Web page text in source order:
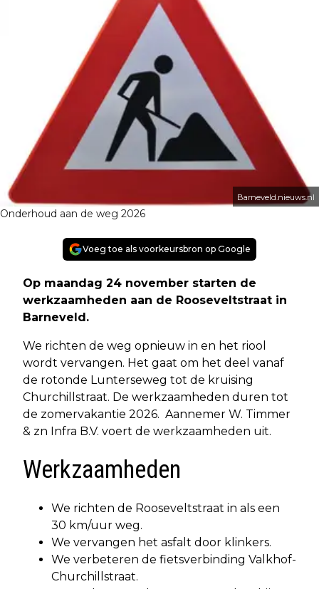
Barneveld.nieuws.nl
Onderhoud aan de weg 2026
Voeg toe als voorkeursbron op Google
Op maandag 24 november starten de
werkzaamheden aan de Rooseveltstraat in
Barneveld.
We richten de weg opnieuw in en het riool
wordt vervangen. Het gaat om het deel vanaf
de rotonde Lunterseweg tot de kruising
Churchillstraat. De werkzaamheden duren tot
de zomervakantie 2026. Aannemer W. Timmer
& zn Infra B.V. voert de werkzaamheden uit.
Werkzaamheden
We richten de Rooseveltstraat in als een
30 km/uur weg.
We vervangen het asfalt door klinkers.
We verbeteren de fietsverbinding Valkhof-
Churchillstraat.